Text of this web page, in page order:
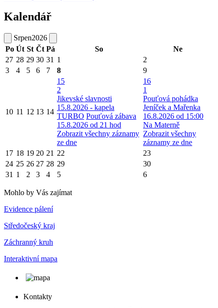
Kalendář
Srpen2026
Po Út St Čt Pá So
Ne
27 28 29 30 31 1
2
3
4 5 6 7 8 9
10 11 12 13 14
15
2
Jikevské slavnosti
15.8.2026 - kapela
TURBO Pouťová zábava
15.8.2026 od 21 hod
Zobrazit všechny záznamy
ze dne
16
1
Pouťová pohádka
Jeníček a Mařenka
16.8.2026 od 15:00
Na Materně
Zobrazit všechny
záznamy ze dne
17 18 19 20 21 22
23
24 25 26 27 28 29
30
31 1 2 3 4 5 6
Mohlo by Vás zajímat
Evidence pálení
Středočeský kraj
Záchranný kruh
Interaktivní mapa
Kontakty